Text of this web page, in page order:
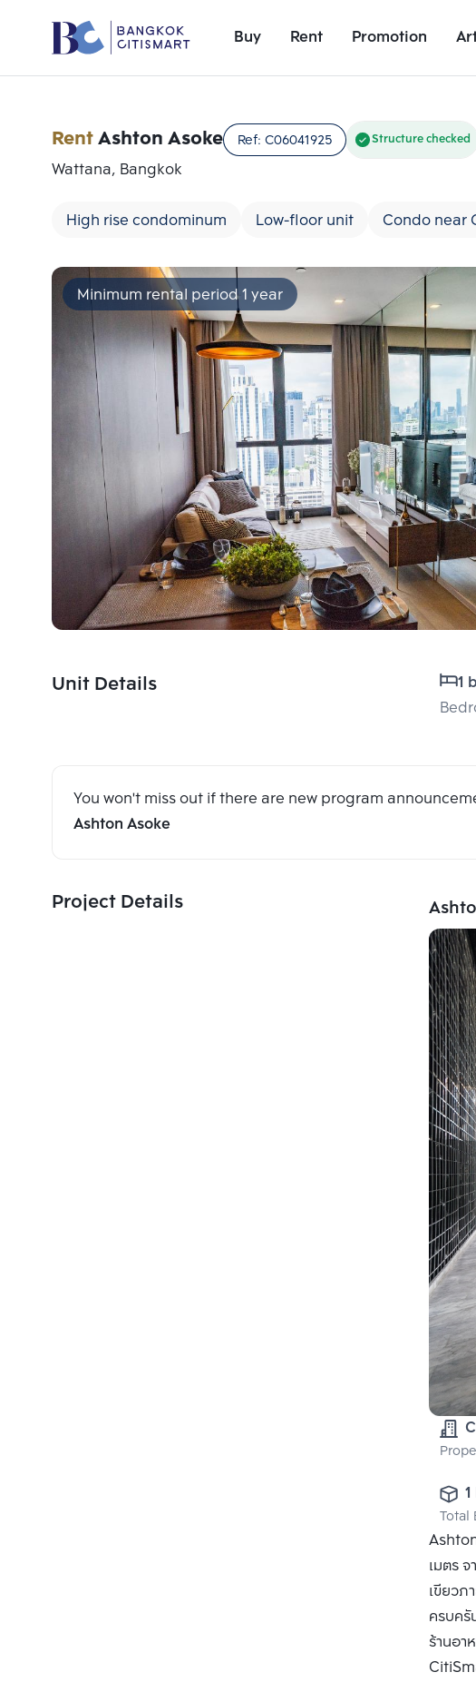
Buy Rent Promotion
RentAshton Asoke Ref: C06041925 Structure checked
Wattana, Bangkok
High rise condominum Low-floor unit Condo near
Minimum rental period 1 year
Unit Details
1
You won't miss out if there are new program
Ashton Asoke
Project Details
Total
เมตร
เขียวภ
ครบค
ร้านอา
Add comparative units
Number 1
Add